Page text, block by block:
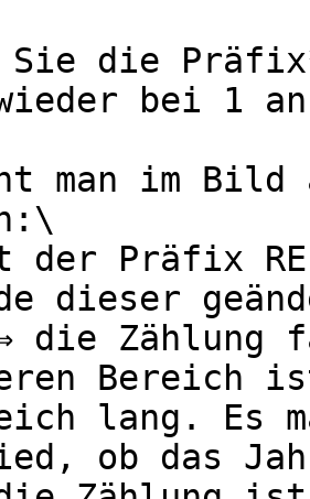
Sie die
bei 1
man im Bild
der Präfix
dieser
die Zählung
Bereich
lang. Es
ob das